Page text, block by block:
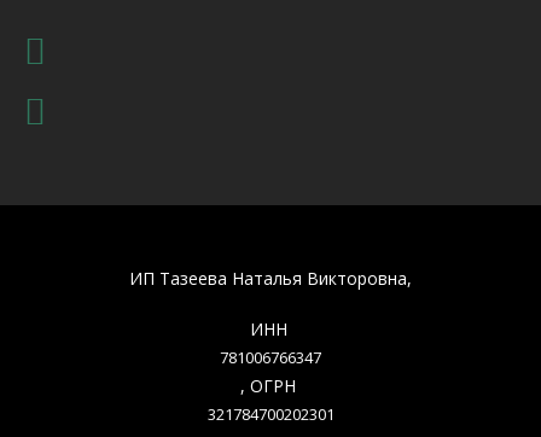
ИП Тазеева Наталья Викторовна,
ИНН
781006766347
, ОГРН
321784700202301